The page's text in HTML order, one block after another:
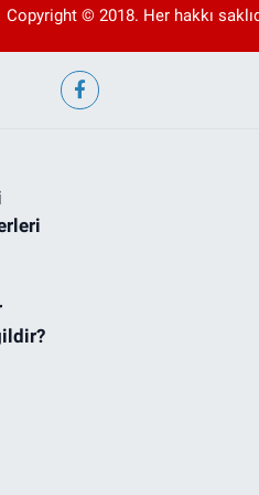
Copyright © 2018. Her hakkı